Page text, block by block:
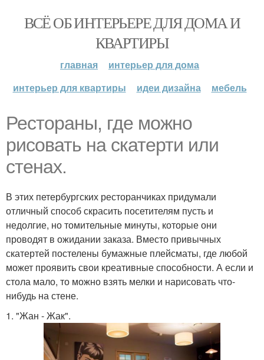
ВСЁ ОБ ИНТЕРЬЕРЕ ДЛЯ ДОМА И
КВАРТИРЫ
главная
интерьер для дома
интерьер для квартиры
идеи дизайна мебель
Рестораны, где можно
рисовать на скатерти или
стенах.
В этих петербургских ресторанчиках придумали
отличный способ скрасить посетителям пусть и
недолгие, но томительные минуты, которые они
проводят в ожидании заказа. Вместо привычных
скатертей постелены бумажные плейсматы, где любой
может проявить свои креативные способности. А если и
стола мало, то можно взять мелки и нарисовать что-
нибудь на стене.
1. "Жан - Жак".